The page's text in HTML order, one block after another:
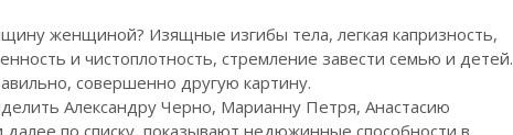
женщиной? Изящные изгибы тела, легкая капризность,
и чистоплотность, стремление завести семью и детей.
совершенно другую картину.
Александру Черно, Марианну Петря, Анастасию